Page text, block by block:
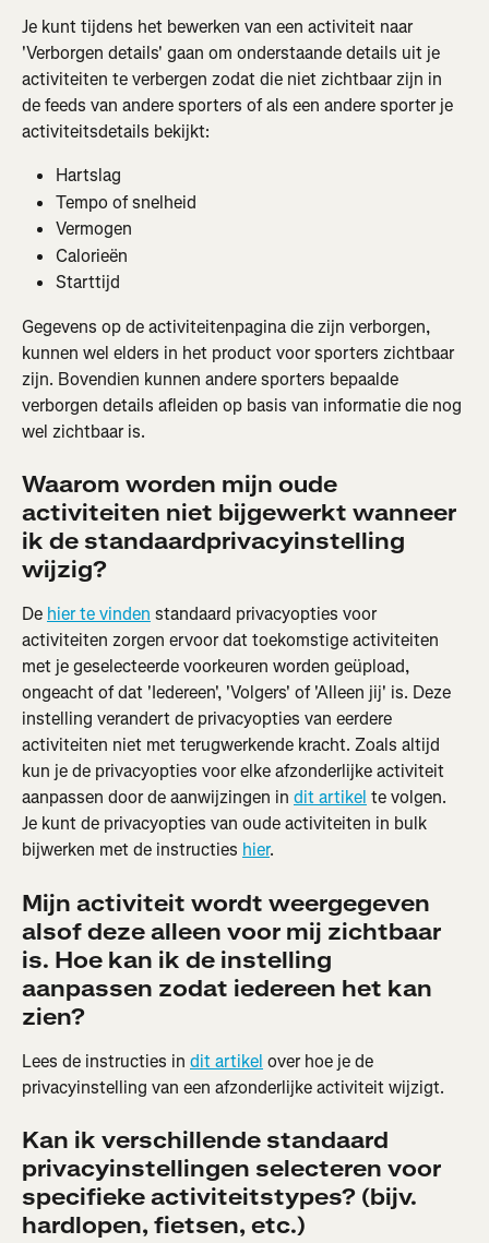
Je kunt tijdens het bewerken van een activiteit naar
'Verborgen details' gaan om onderstaande details uit je
activiteiten te verbergen zodat die niet zichtbaar zijn in
de feeds van andere sporters of als een andere sporter je
activiteitsdetails bekijkt:
Hartslag
Tempo of snelheid
Vermogen
Calorieën
Starttijd
Gegevens op de activiteitenpagina die zijn verborgen,
kunnen wel elders in het product voor sporters zichtbaar
zijn. Bovendien kunnen andere sporters bepaalde
verborgen details afleiden op basis van informatie die nog
wel zichtbaar is.
Waarom worden mijn oude
activiteiten niet bijgewerkt wanneer
ik de standaardprivacyinstelling
wijzig?
De hier te vinden standaard privacyopties voor
activiteiten zorgen ervoor dat toekomstige activiteiten
met je geselecteerde voorkeuren worden geüpload,
ongeacht of dat 'Iedereen', 'Volgers' of 'Alleen jij' is. Deze
instelling verandert de privacyopties van eerdere
activiteiten niet met terugwerkende kracht. Zoals altijd
kun je de privacyopties voor elke afzonderlijke activiteit
aanpassen door de aanwijzingen in dit artikel te volgen.
Je kunt de privacyopties van oude activiteiten in bulk
bijwerken met de instructies hier.
Mijn activiteit wordt weergegeven
alsof deze alleen voor mij zichtbaar
is. Hoe kan ik de instelling
aanpassen zodat iedereen het kan
zien?
Lees de instructies in dit artikel over hoe je de
privacyinstelling van een afzonderlijke activiteit wijzigt.
Kan ik verschillende standaard
privacyinstellingen selecteren voor
specifieke activiteitstypes? (bijv.
hardlopen, fietsen, etc.)